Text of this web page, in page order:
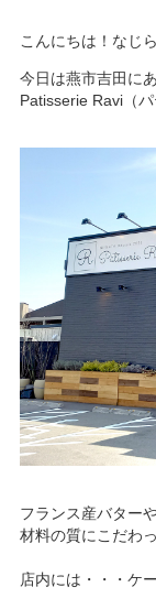
サービスのご
たいこ
サービスのご
（たいこう
サービスのご
※たいこうNaviはウェル
これより先のページは、
す。
たいこ
こんにちは！なじ
今日は燕市吉田に
Patisserie Ravi（
フランス産バター
材料の質にこだわ
店内には・・・ケ